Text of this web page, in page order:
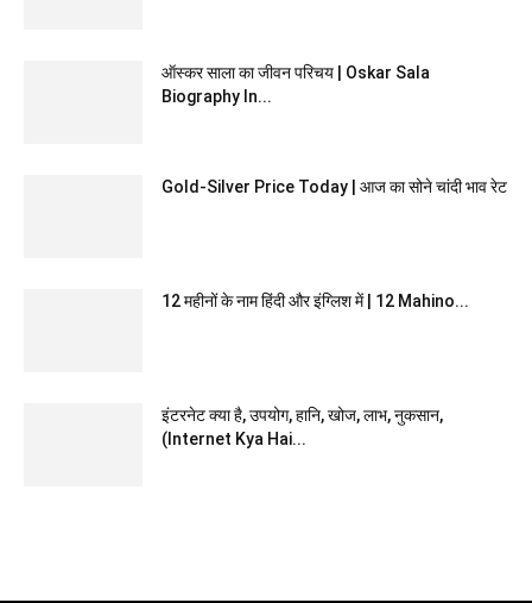
ऑस्कर साला का जीवन परिचय | Oskar Sala
Biography In...
Gold-Silver Price Today | आज का सोने चांदी भाव रेट
12 महीनों के नाम हिंदी और इंग्लिश में | 12 Mahino...
इंटरनेट क्या है, उपयोग, हानि, खोज, लाभ, नुकसान,
(Internet Kya Hai...